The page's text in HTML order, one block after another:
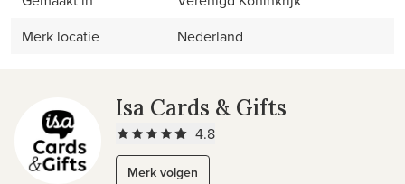
Merk locatie
Nederland
Isa Cards & Gifts
4.8
Merk volgen